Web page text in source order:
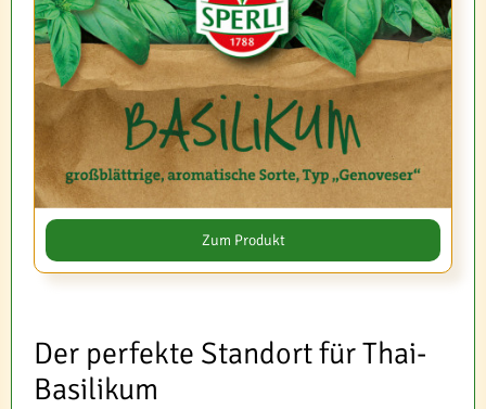
Zum Produkt
Der perfekte Standort für Thai-
Basilikum